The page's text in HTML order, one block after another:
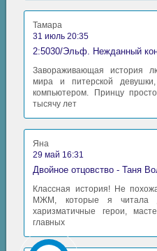
Тамара
31 июль 20:35
2:5030/Эльф. Нежданный
Завораживающая история
мира и питерской
компьютером. Принцу
тысячу лет
Яна
29 май 16:31
Двойное отцовство - Таня
Классная история! Не
МЖМ, которые я читала
харизматичные герои,
главных